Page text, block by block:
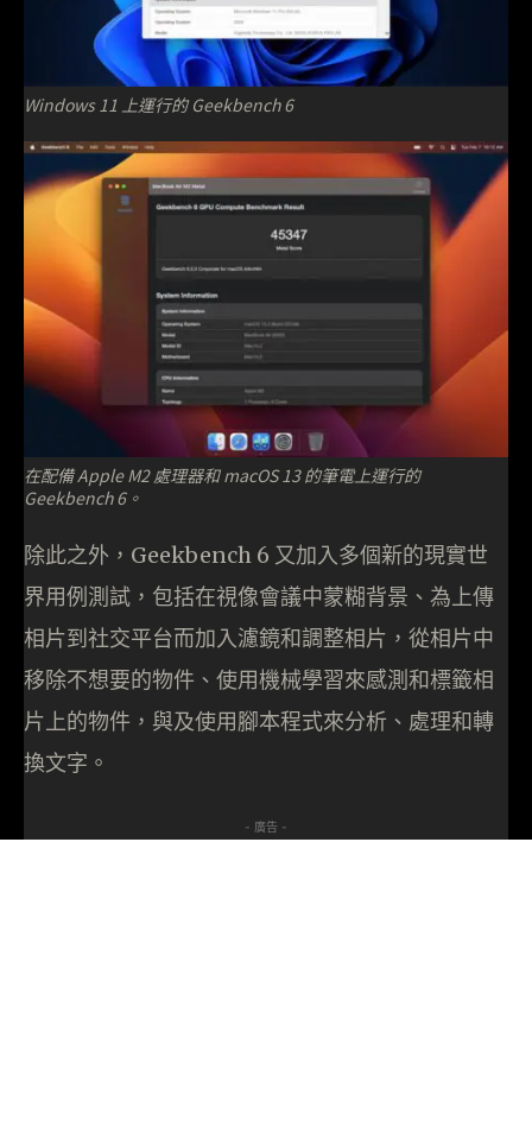
Windows 11 上運行的 Geekbench 6
在配備 Apple M2 處理器和 macOS 13 的筆電上運行的
Geekbench 6。
除此之外，Geekbench 6 又加入多個新的現實世
界用例測試，包括在視像會議中蒙糊背景、為上傳
相片到社交平台而加入濾鏡和調整相片，從相片中
移除不想要的物件、使用機械學習來感測和標籤相
片上的物件，與及使用腳本程式來分析、處理和轉
換文字。
- 廣告 -